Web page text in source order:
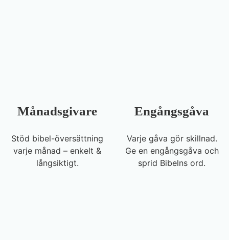
Månadsgivare
Stöd bibel-översättning
varje månad – enkelt &
långsiktigt.
Engångsgåva
Varje gåva gör skillnad.
Ge en engångsgåva och
sprid Bibelns ord.